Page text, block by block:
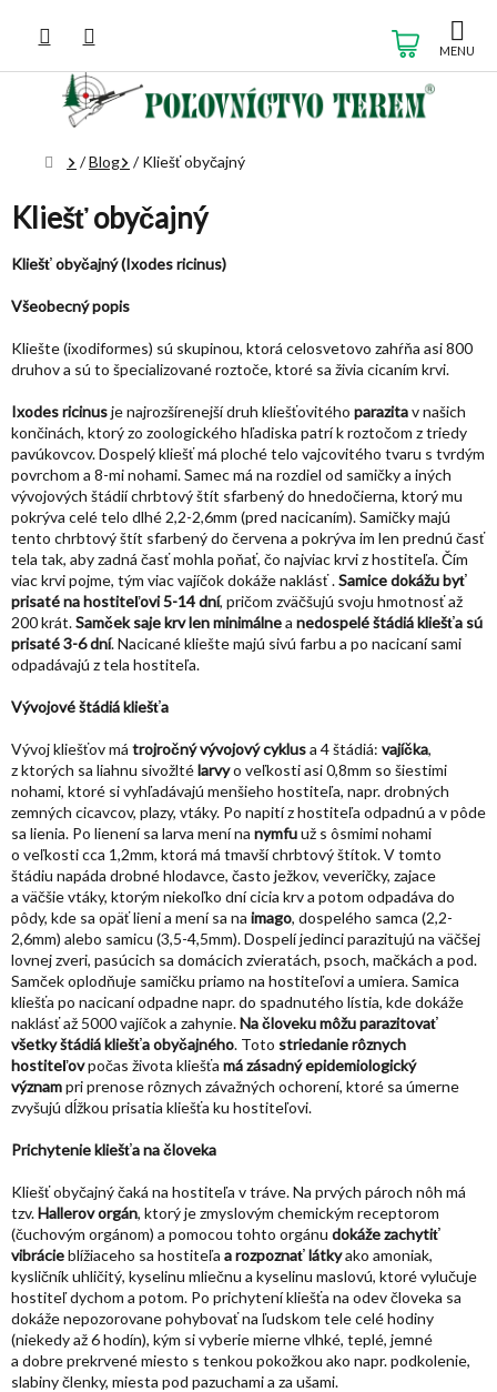
obsah
KOŠÍK
Domov
/Blog / Kliešť obyčajný
Kliešť obyčajný
Kliešť obyčajný (Ixodes ricinus)
Všeobecný popis
Kliešte (ixodiformes) sú skupinou, ktorá celosvetovo zahŕňa asi 800
druhov a sú to špecializované roztoče, ktoré sa živia cicaním krvi.
Ixodes ricinusje najrozšírenejší druh kliešťovitého parazitav našich
končinách, ktorý zo zoologického hľadiska patrí k roztočom z triedy
pavúkovcov. Dospelý kliešť má ploché telo vajcovitého tvaru s tvrdým
povrchom a 8-mi nohami. Samec má na rozdiel od samičky a iných
vývojových štádií chrbtový štít sfarbený do hnedočierna, ktorý mu
pokrýva celé telo dlhé 2,2-2,6mm (pred nacicaním). Samičky majú
tento chrbtový štít sfarbený do červena a pokrýva im len prednú časť
tela tak, aby zadná časť mohla poňať, čo najviac krvi z hostiteľa. Čím
viac krvi pojme, tým viac vajíčok dokáže naklásť .Samice dokážu byť
prisaté na hostiteľovi 5-14 dní, pričom zväčšujú svoju hmotnosť až
200 krát.Samček saje krv len minimálnea nedospelé štádiá kliešťa sú
prisaté 3-6 dní. Nacicané kliešte majú sivú farbu a po nacicaní sami
odpadávajú z tela hostiteľa.
Vývojové štádiá kliešťa
Vývoj kliešťov má trojročný vývojový cyklusa 4 štádiá: vajíčka,
z ktorých sa liahnu sivožltélarvyo veľkosti asi 0,8mm so šiestimi
nohami, ktoré si vyhľadávajú menšieho hostiteľa, napr. drobných
zemných cicavcov, plazy, vtáky. Po napití z hostiteľa odpadnú a v pôde
sa lienia. Po lienení sa larva mení na nymfuuž s ôsmimi nohami
o veľkosti cca 1,2mm, ktorá má tmavší chrbtový štítok. V tomto
štádiu napáda drobné hlodavce, často ježkov, veveričky, zajace
a väčšie vtáky, ktorým niekoľko dní cicia krv a potom odpadáva do
pôdy, kde sa opäť lieni a mení sa na imago, dospelého samca (2,2-
2,6mm) alebo samicu (3,5-4,5mm). Dospelí jedinci parazitujú na väčšej
lovnej zveri, pasúcich sa domácich zvieratách, psoch, mačkách a pod.
Samček oplodňuje samičku priamo na hostiteľovi a umiera. Samica
kliešťa po nacicaní odpadne napr. do spadnutého lístia, kde dokáže
naklásť až 5000 vajíčok a zahynie.Na človeku môžu parazitovať
všetky štádiá kliešťa obyčajného. Toto striedanie rôznych
hostiteľovpočas života kliešťa má zásadný epidemiologický
význampri prenose rôznych závažných ochorení, ktoré sa úmerne
zvyšujú dĺžkou prisatia kliešťa ku hostiteľovi.
Prichytenie kliešťa na človeka
Kliešť obyčajný čaká na hostiteľa v tráve. Na prvých pároch nôh má
tzv.Hallerov orgán, ktorý je zmyslovým chemickým receptorom
(čuchovým orgánom) a pomocou tohto orgánu dokáže zachytiť
vibrácieblížiaceho sa hostiteľa a rozpoznať látkyako amoniak,
kysličník uhličitý, kyselinu mliečnu a kyselinu maslovú, ktoré vylučuje
hostiteľ dychom a potom. Po prichytení kliešťa na odev človeka sa
dokáže nepozorovane pohybovať na ľudskom tele celé hodiny
(niekedy až 6 hodín), kým si vyberie mierne vlhké, teplé, jemné
a dobre prekrvené miesto s tenkou pokožkou ako napr. podkolenie,
slabiny členky, miesta pod pazuchami a za ušami.